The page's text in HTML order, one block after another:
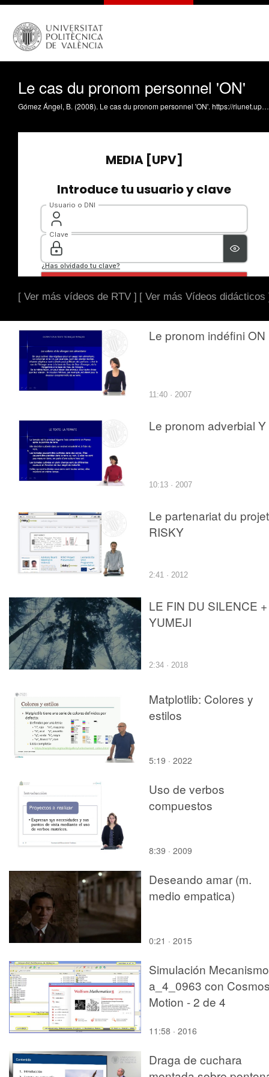
Le cas du pronom personnel 'ON'
Gómez Ángel, B. (2008). Le cas du pronom personnel 'ON'. https://riunet.upv.es/handle/10251/942
[ Ver más vídeos de RTV ] [ Ver más Vídeos didácticos
Le pronom indéfini ON
11:40 · 2007
Le pronom adverbial Y
10:13 · 2007
Le partenariat du projet
RISKY
2:41 · 2012
LE FIN DU SILENCE +
YUMEJI
2:34 · 2018
Matplotlib: Colores y
estilos
5:19 · 2022
Uso de verbos
compuestos
8:39 · 2009
Deseando amar (m.
medio empatica)
0:21 · 2015
Simulación Mecanismo
a_4_0963 con
Motion - 2 de 4
11:58 · 2016
Draga de cuchara